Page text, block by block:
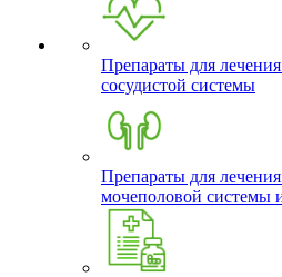
Препараты для
сосудистой системы
Препараты для
мочеполовой системы